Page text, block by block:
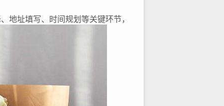
地址填写、时间规划等关键环节，